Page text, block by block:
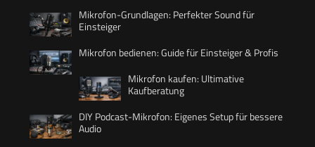
Mikrofon-Grundlagen: Perfekter Sound für
Einsteiger
Mikrofon bedienen: Guide für Einsteiger & Profis
Mikrofon kaufen: Ultimative
Kaufberatung
DIY Podcast-Mikrofon: Eigenes Setup für bessere
Audio